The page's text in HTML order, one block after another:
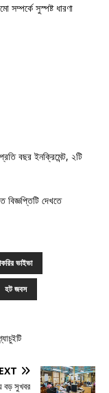
সম্পর্কে সুস্পষ্ট ধারণা
বছর ইনক্রিমেন্ট, ২টি
বিজ্ঞপ্তিটি দেখতে
ভাইভা
হট জবস
বড় সুখবর